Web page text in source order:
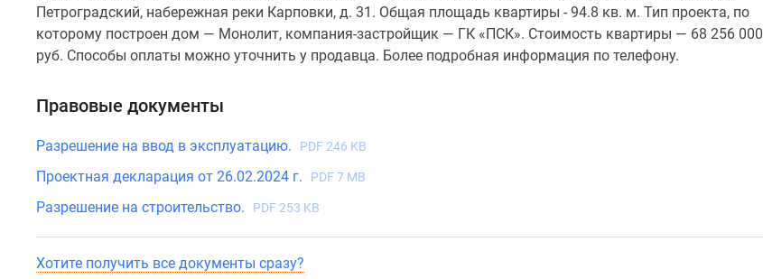
Петроградский, набережная реки Карповки, д. 31. Общая площадь квартиры - 94.8 кв. м. Тип проекта, по
которому построен дом — Монолит, компания-застройщик — ГК «ПСК». Стоимость квартиры — 68 256 000
руб. Способы оплаты можно уточнить у продавца. Более подробная информация по телефону.
Правовые документы
Разрешение на ввод в эксплуатацию. PDF 246 KB
Проектная декларация от 26.02.2024 г. PDF 7 MB
Разрешение на строительство. PDF 253 KB
Хотите получить все документы сразу?